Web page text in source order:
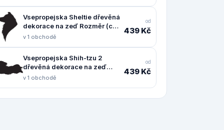
Vsepropejska Sheltie dřevěná
dekorace na zeď Rozměr (cm):
38 x 25
v 1 obchodě
od
439 Kč
Vsepropejska Shih-tzu 2
dřevěná dekorace na zeď
Rozměr (cm): 18 x 38
v 1 obchodě
od
439 Kč